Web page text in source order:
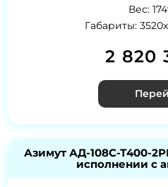
Вес:
Габариты:
2 820
Азимут АД-108С-Т400-
исполнении с